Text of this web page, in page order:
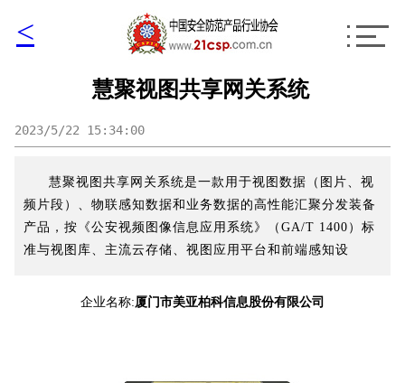
<
慧聚视图共享网关系统
2023/5/22 15:34:00
慧聚视图共享网关系统是一款用于视图数据（图片、视
频片段）、物联感知数据和业务数据的高性能汇聚分发装备
产品，按《公安视频图像信息应用系统》（GA/T 1400）标
准与视图库、主流云存储、视图应用平台和前端感知设
企业名称:厦门市美亚柏科信息股份有限公司